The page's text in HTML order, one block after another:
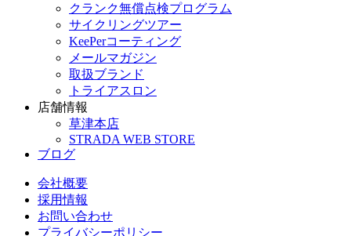
クランク無償点検プログラム
サイクリングツアー
KeePerコーティング
メールマガジン
取扱ブランド
トライアスロン
店舗情報
草津本店
STRADA WEB STORE
ブログ
会社概要
採用情報
お問い合わせ
プライバシーポリシー